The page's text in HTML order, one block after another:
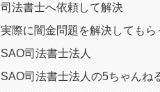
司法書士へ依頼して解決
実際に闇金問題を解決しても
SAO司法書士法人
SAO司法書士法人の5ちゃんね